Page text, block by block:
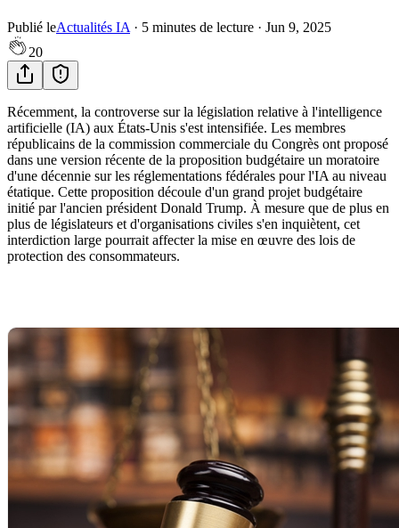
Publié leActualités IA · 5 minutes de lecture · Jun 9, 2025
20
Récemment, la controverse sur la législation relative à l'intelligence
artificielle (IA) aux États-Unis s'est intensifiée. Les membres
républicains de la commission commerciale du Congrès ont proposé
dans une version récente de la proposition budgétaire un moratoire
d'une décennie sur les réglementations fédérales pour l'IA au niveau
étatique. Cette proposition découle d'un grand projet budgétaire
initié par l'ancien président Donald Trump. À mesure que de plus en
plus de législateurs et d'organisations civiles s'en inquiètent, cet
interdiction large pourrait affecter la mise en œuvre des lois de
protection des consommateurs.